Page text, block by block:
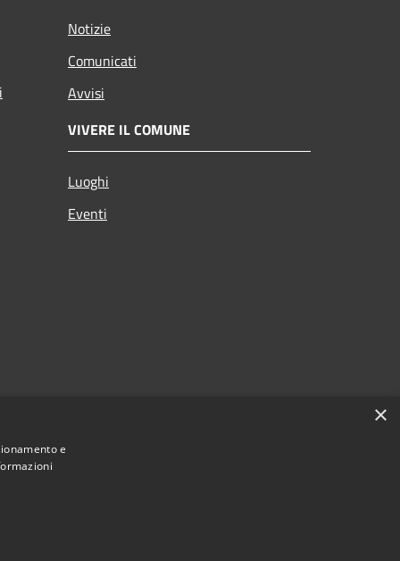
Notizie
Comunicati
Avvisi
VIVERE IL COMUNE
Luoghi
Eventi
×
e